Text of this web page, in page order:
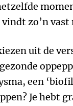
vindt zo’n
uit de
een
Je hebt